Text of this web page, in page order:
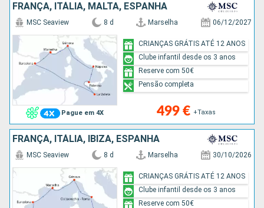
FRANÇA, ITÁLIA, MALTA, ESPANHA
Pague em 4X
MSC Seaview 8 d Marselha 06/12/2027
499 € +Taxas
CRIANÇAS GRÁTIS ATÉ 12 ANOS
Clube infantil desde os 3 anos
Reserve com 50€
Pensão completa
FRANÇA, ITÁLIA, IBIZA, ESPANHA
MSC Seaview 8 d Marselha 30/10/2026
CRIANÇAS GRÁTIS ATÉ 12 ANOS
Clube infantil desde os 3 anos
Reserve com 50€